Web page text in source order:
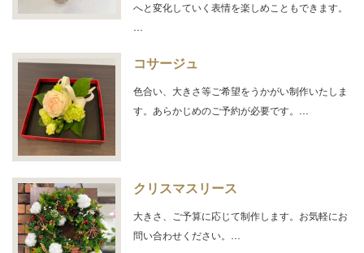
へと変化していく表情を楽しめこともできます。
…
コサージュ
色合い、大きさ等ご希望をうかがい制作いたしま
す。あらかじめのご予約が必要です。…
クリスマスリース
大きさ、ご予算に応じて制作します。お気軽にお
問い合わせください。…